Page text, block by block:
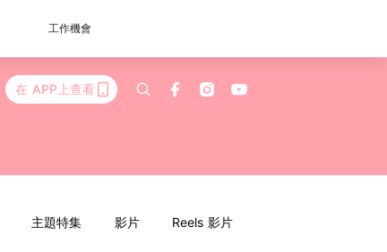
工作機會
在 APP上查看
主題特集 影片 Reels 影片